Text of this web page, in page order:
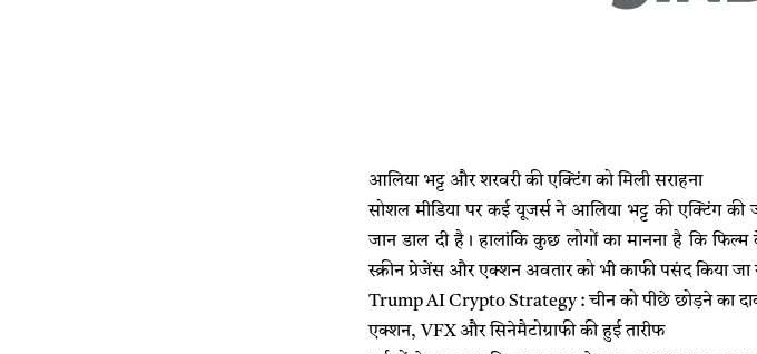
आलिया भट्ट और शरवरी की एक्टिंग को मिली सराहना
सोशल मीडिया पर कई यूजर्स ने आलिया भट्ट की एक्टिंग की
जान डाल दी है। हालांकि कुछ लोगों का मानना है कि
स्क्रीन प्रेजेंस और एक्शन अवतार को भी काफी पसंद किया जा
Trump AI Crypto Strategy : चीन को पीछे छोड़ने का
एक्शन, VFX और सिनेमैटोग्राफी की हुई तारीफ